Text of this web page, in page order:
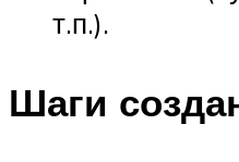
т.п.).
Шаги